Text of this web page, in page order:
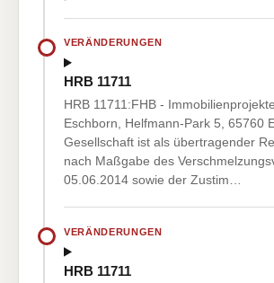
VERÄNDERUNGEN
HRB 11711
HRB 11711:FHB -
Eschborn, Helfmann-Park 5, 65760
Gesellschaft ist als übertragender
nach Maßgabe des
05.06.2014 sowie der Zustim…
VERÄNDERUNGEN
HRB 11711